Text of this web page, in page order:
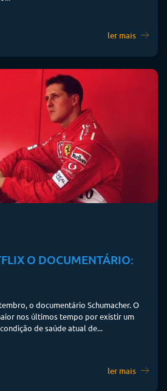
ler mais
O DOCUMENTÁRIO:
o documentário Schumacher. O
nos últimos tempo por existir um
de saúde atual de...
ler mais